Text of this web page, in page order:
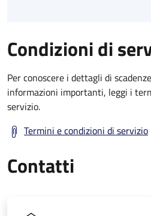
Condizioni di
Per conoscere i dettagli di
informazioni importanti, leggi i
servizio.
Termini e condizioni di servizio
Contatti